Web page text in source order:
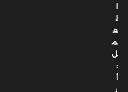
ل
ع
م
ل
:
أ
ي